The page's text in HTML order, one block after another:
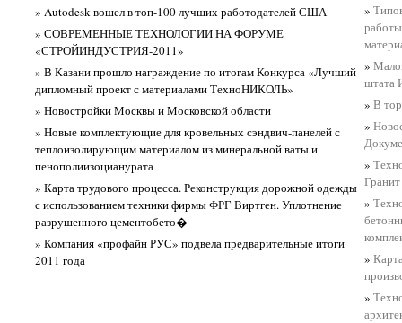
» Autodesk вошел в топ-100 лучших работодателей США
» СОВРЕМЕННЫЕ ТЕХНОЛОГИИ НА ФОРУМЕ
«СТРОЙИНДУСТРИЯ-2011»
» В Казани прошло награждение по итогам Конкурса «Лучший
дипломный проект с материалами ТехноНИКОЛЬ»
» Новостройки Москвы и Московской области
» Новые комплектующие для кровельных сэндвич-панелей с
теплоизолирующим материалом из минеральной ваты и
пенополиизоцианурата
» Карта трудового процесса. Реконструкция дорожной одежды
с использованием техники фирмы ФРГ Виртген. Уплотнение
разрушенного цементобето�
» Компания «профайн РУС» подвела предварительные итоги
2011 года
»
»
штата
» В
»
»
Гранит
»
»
»